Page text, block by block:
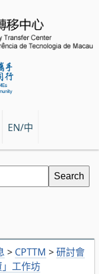
EN/中
> CPTTM >研討會
」工作坊